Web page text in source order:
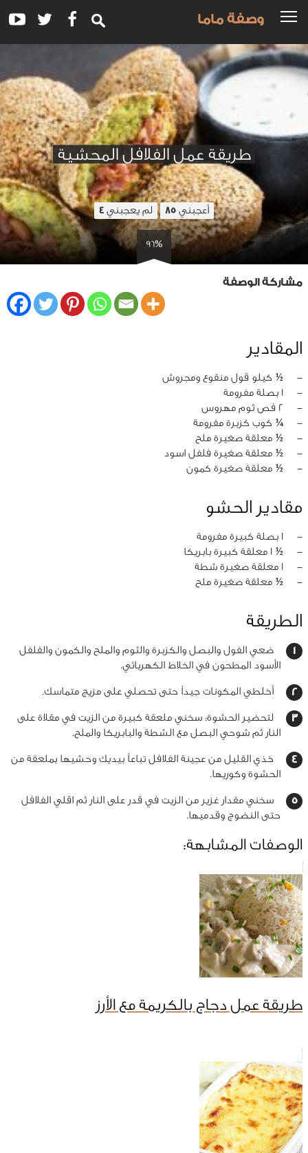
وصفة ماما
طريقة عمل الفلافل المحشية
أعجبني 85 لم يعجبني 4
96%
مشاركة الوصفة
المقادير
‏-
½ كيلو قول منقوع ومجروش
‏-
1 بصلة مفرومة
‏-
2 فص ثوم مهروس
‏-
¼ كوب كزبرة مفرومة
‏-
½ معلقة صغيرة ملح
‏-
½ معلقة صغيرة فلفل اسود
‏-
½ معلقة صغيرة كمون
مقادير الحشو
‏-
1 بصلة كبيرة مفرومة
‏-
½ 1 معلقة كبيرة بابريكا
‏-
1 معلقة صغيرة شطة
‏-
½ معلقة صغيرة ملح
الطريقة
ضعي الفول والبصل والكزبرة والثوم والملح والكمون والفلفل
الأسود المطحون في الخلاط الكهربائي.
أخلطي المكونات جيداً حتى تحصلي على مزيج متماسك.
لتحضير الحشوة: سخني ملعقة كبيرة من الزيت في مقلاة على
النار ثم شوحي البصل مع الشطة والبابريكا والملح.
خذي القليل من عجينة الفلافل تباعاً بيديك وحشيها بملعقة من
الحشوة وكوريها.
سخني مقدار غزير من الزيت في قدر على النار ثم اقلي الفلافل
حتى النضوج وقدميها.
الوصفات المشابهة:
طريقة عمل دجاج بالكريمة مع الأرز